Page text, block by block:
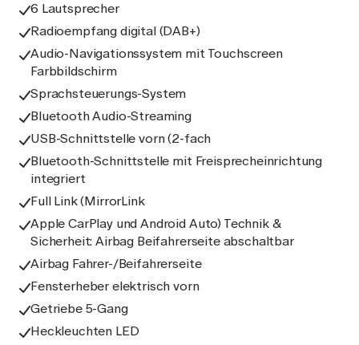
6 Lautsprecher
Radioempfang digital (DAB+)
Audio-Navigationssystem mit Touchscreen
Farbbildschirm
Sprachsteuerungs-System
Bluetooth Audio-Streaming
USB-Schnittstelle vorn (2-fach
Bluetooth-Schnittstelle mit Freisprecheinrichtung
integriert
Full Link (MirrorLink
Apple CarPlay und Android Auto) Technik &
Sicherheit: Airbag Beifahrerseite abschaltbar
Airbag Fahrer-/Beifahrerseite
Fensterheber elektrisch vorn
Getriebe 5-Gang
Heckleuchten LED